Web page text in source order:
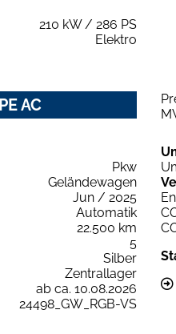
210 kW / 286 PS
Elektro
AC
Pkw
Geländewagen
Jun / 2025
Automatik
22.500 km
5
Silber
Zentrallager
ab ca. 10.08.2026
24498_GW_RGB-VS